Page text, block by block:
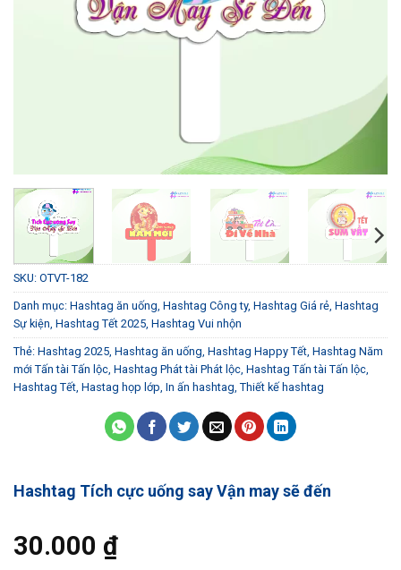
SKU: OTVT-182
Danh mục: Hashtag ăn uống Hashtag Công ty, Hashtag Giá rẻ Hashtag
Sự kiện Hashtag Tết 2025 Hashtag Vui nhộn
Thẻ: Hashtag 2025 Hashtag ăn uống Hashtag Happy Tết Hashtag Năm
mới Tấn tài Tấn lộc Hashtag Phát tài Phát lộc Hashtag Tấn tài Tấn lộc
Hashtag Tết Hastag họp lớp In ấn hashtag Thiết kế hashtag
Hashtag Tích cực uống say Vận may sẽ đến
30.000 ₫